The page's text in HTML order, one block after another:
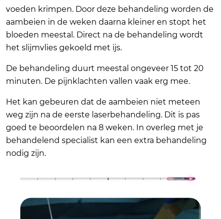
voeden krimpen. Door deze behandeling worden de
aambeien in de weken daarna kleiner en stopt het
bloeden meestal. Direct na de behandeling wordt
het slijmvlies gekoeld met ijs.
De behandeling duurt meestal ongeveer 15 tot 20
minuten. De pijnklachten vallen vaak erg mee.
Het kan gebeuren dat de aambeien niet meteen
weg zijn na de eerste laserbehandeling. Dit is pas
goed te beoordelen na 8 weken. In overleg met je
behandelend specialist kan een extra behandeling
nodig zijn.